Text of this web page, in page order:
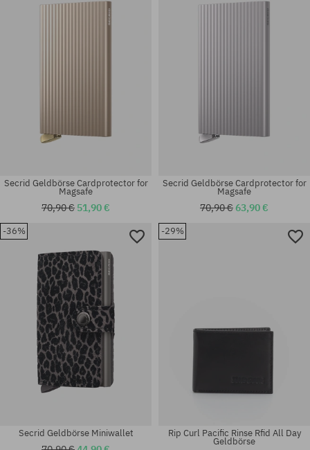
Universalgröße
Secrid Geldbörse Cardprotector for
Magsafe
70,90 € 51,90 €
Secrid Geldbörse Cardprotector for
Magsafe
70,90 €63,90 €
-36%
Secrid Geldbörse Miniwallet
-29%
Rip Curl Pacific Rinse Rfid All Day
Geldbörse